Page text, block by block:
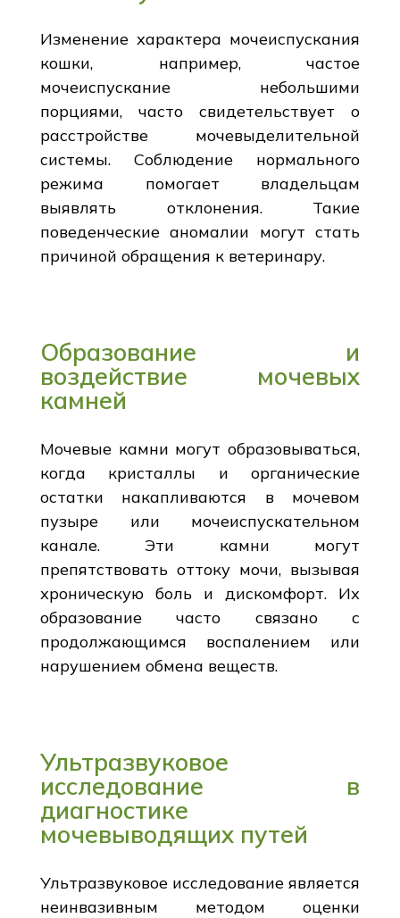
Изменение характера мочеиспускания
кошки, например, частое
мочеиспускание небольшими
порциями, часто свидетельствует о
расстройстве мочевыделительной
системы. Соблюдение нормального
режима помогает владельцам
выявлять отклонения. Такие
поведенческие аномалии могут стать
причиной обращения к ветеринару.
Образование и
воздействие мочевых
камней
Мочевые камни могут образовываться,
когда кристаллы и органические
остатки накапливаются в мочевом
пузыре или мочеиспускательном
канале. Эти камни могут
препятствовать оттоку мочи, вызывая
хроническую боль и дискомфорт. Их
образование часто связано с
продолжающимся воспалением или
нарушением обмена веществ.
Ультразвуковое
исследование в
диагностике
мочевыводящих путей
Ультразвуковое исследование является
неинвазивным методом оценки